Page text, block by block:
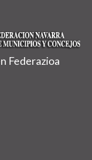
Federazioa